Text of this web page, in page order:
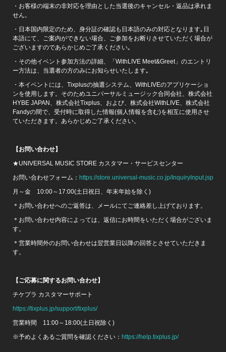
・お客様の端末の非対応を理由とした当選後のキャンセル・返品は承れま
せん。
・日本国内限定のため、身分証の確認も日本語のみの対応となります｡日
本語にて、ご案内ができない場合、ご参加をお断りさせていただく場合が
ございますのであらかじめご了承ください｡
・その他イベント参加方法の詳細、「WithLIVE Meet&Greet」のエントリ
ー方法は、当選者の方のみにお知らせいたします｡
・本イベントには、Tixplusの抽選システム、WithLIVEのアプリケーショ
ンを使用します。そのためユニバーサルミュージック合同会社、株式会社
HYBE JAPAN、株式会社Tixplus、および、株式会社WithLIVE、株式会社
Fandyの間で、受付時に取得した情報(個人情報を含む)を相互に使用させ
ていただきます。あらかじめご了承ください。
【お問い合わせ】
★UNIVERSAL MUSIC STORE カスタマー・サービスセンター
お問い合わせフォーム： https://store.universal-music.co.jp/InquiryInput.jsp
月～金 10:00～17:00(土日祝日、年末年始を除く)
＊お問い合わせへのご返答は、メールにてご連絡差し上げております。
＊お問い合わせ内容によっては、返信にお時間をいただく場合がございま
す。
＊営業時間外のお問い合わせは翌営業日以降の回答とさせていただきま
す。
【ご応募に関するお問い合わせ】
チケプラ カスタマーサポート
https://tixplus.jp/support/tixplus/
営業時間 11:00～18:00(土日祝除く)
※予めよくあるご質問を確認ください： https://help.tixplus.jp/